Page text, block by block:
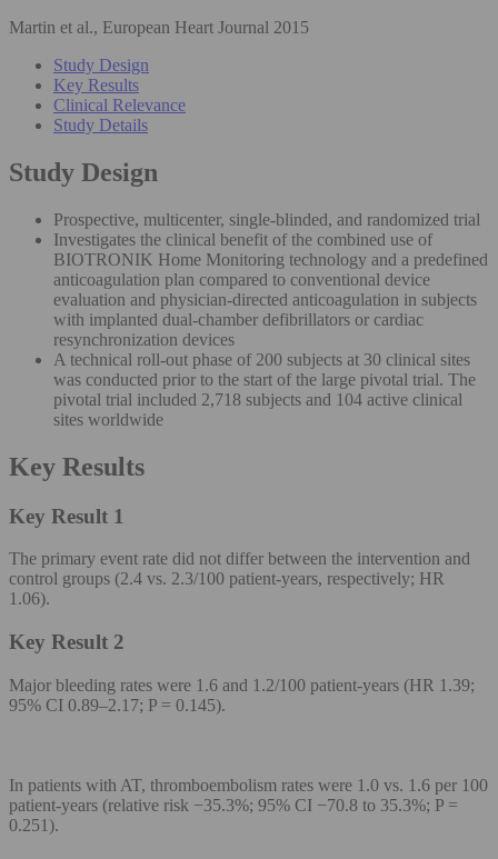
Martin et al., European Heart Journal 2015
Study Design
Key Results
Clinical Relevance
Study Details
Study Design
Prospective, multicenter, single-blinded, and randomized trial
Investigates the clinical benefit of the combined use of
BIOTRONIK Home Monitoring technology and a predefined
anticoagulation plan compared to conventional device
evaluation and physician-directed anticoagulation in subjects
with implanted dual-chamber defibrillators or cardiac
resynchronization devices
A technical roll-out phase of 200 subjects at 30 clinical sites
was conducted prior to the start of the large pivotal trial. The
pivotal trial included 2,718 subjects and 104 active clinical
sites worldwide
Key Results
Key Result 1
The primary event rate did not differ between the intervention and
control groups (2.4 vs. 2.3/100 patient-years, respectively; HR
1.06).
Key Result 2
Major bleeding rates were 1.6 and 1.2/100 patient-years (HR 1.39;
95% CI 0.89–2.17; P = 0.145).
In patients with AT, thromboembolism rates were 1.0 vs. 1.6 per 100
patient-years (relative risk −35.3%; 95% CI −70.8 to 35.3%; P =
0.251).